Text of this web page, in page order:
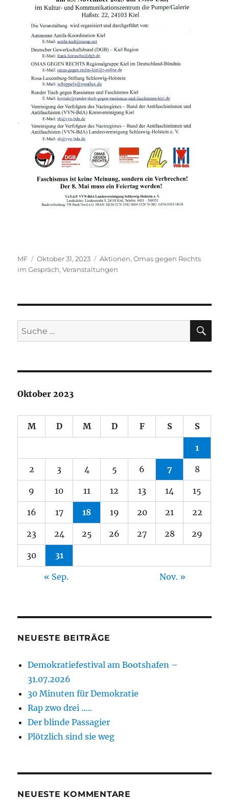
Autor
MF
Veröffentlicht
am
Oktober 31, 2023 Kategorien
Aktionen,Omas gegen Rechts
im Gespräch,Veranstaltungen
Suche
nach:
Oktober 2023
M D M D F S S
1
2 3 4 5 6 7 8
9 10 11 12 13 14 15
16 17 18 19 20 21 22
23 24 25 26 27 28 29
30 31
« Sep. Nov. »
NEUESTE BEITRÄGE
Demokratiefestival am Bootshafen –
31.07.2026
30 Minuten für Demokratie
Rap zwo drei …..
Der blinde Passagier
Plötzlich sind sie weg
NEUESTE KOMMENTARE